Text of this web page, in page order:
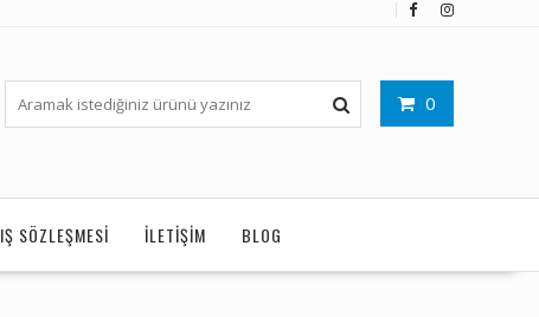
0
SÖZLEŞMESI İLETIŞIM BLOG